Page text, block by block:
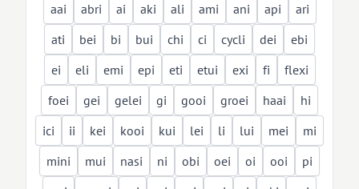
aai
abri ai aki ali ami ani api
ari
ati
bei bi bui chi ci cycli dei
ebi
ei
eli emi epi eti etui exi fi
flexi
foei
gei gelei gi gooi groei haai
hi
ici
ii kei kooi kui lei li lui mei
mi
mini
mui nasi ni obi oei oi ooi
pi